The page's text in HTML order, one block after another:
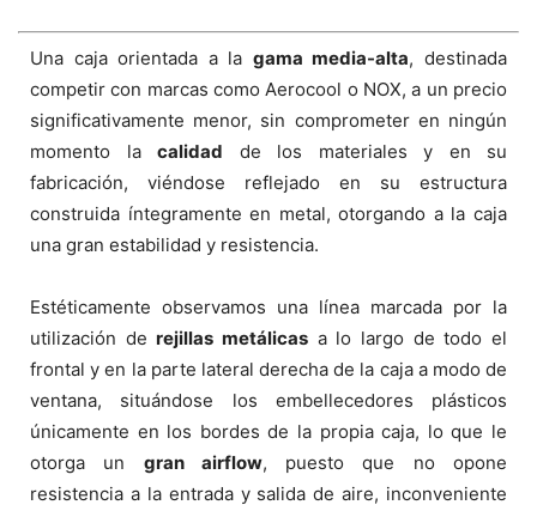
Una caja orientada a la gama media-alta, destinada
competir con marcas como Aerocool o NOX, a un precio
significativamente menor, sin comprometer en ningún
momento la calidad de los materiales y en su
fabricación, viéndose reflejado en su estructura
construida íntegramente en metal, otorgando a la caja
una gran estabilidad y resistencia.
Estéticamente observamos una línea marcada por la
utilización derejillas metálicas a lo largo de todo el
frontal y en la parte lateral derecha de la caja a modo de
ventana, situándose los embellecedores plásticos
únicamente en los bordes de la propia caja, lo que le
otorga un gran airflow, puesto que no opone
resistencia a la entrada y salida de aire, inconveniente